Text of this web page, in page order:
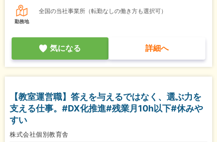
勤務地
全国の当社事業所（転勤なしの働き方も選択可）
気になる 詳細へ
【教室運営職】答えを与えるではなく、選ぶ力を
支える仕事。#DX化推進#残業月10h以下#休みや
すい
株式会社個別教育舎